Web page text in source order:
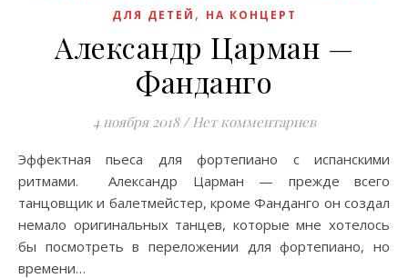
ДЛЯ ДЕТЕЙ , НА КОНЦЕРТ
Александр Царман —
Фанданго
4 ноября 2018 / Нет комментариев
Эффектная пьеса для фортепиано с испанскими
ритмами. Александр Царман — прежде всего
танцовщик и балетмейстер, кроме Фанданго он создал
немало оригинальных танцев, которые мне хотелось
бы посмотреть в переложении для фортепиано, но
времени…